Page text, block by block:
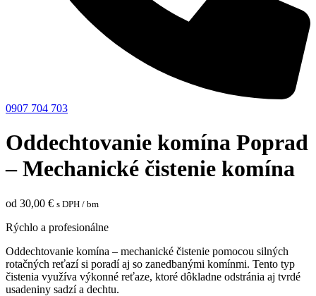
0907 704 703
Oddechtovanie komína Poprad
– Mechanické čistenie komína
od 30,00 € s DPH / bm
Rýchlo a profesionálne
Oddechtovanie komína – mechanické čistenie pomocou silných
rotačných reťazí si poradí aj so zanedbanými komínmi. Tento typ
čistenia využíva výkonné reťaze, ktoré dôkladne odstránia aj tvrdé
usadeniny sadzí a dechtu.